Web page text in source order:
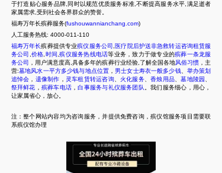
于打造贴心服务品牌,同时以规范优质服务标准,不断提高服务水平,满足逝者
家属需求,受到社会各界群众的赞誉。
福寿万年长殡葬服务(fushouwannianchang.com)
人工服务热线: 4000-011-110
福寿万年长殡葬提供专业殡仪服务公司 医疗院后护送非急救转运咨询租赁服
务公司 价格 时间 殡仪服务热线电话等业务，致力于做专业的殡葬一条龙服
务公司
，用户满意度高,具备多年的殡葬行业经验,了解全国各地风俗习惯 ，主
营:墓地风水一平方多少钱与地点位置 ， 男士女士寿衣一般多少钱、 举办策划
追悼会 ， 遗像制作 ， 灵车租赁转运咨询、 火化服务、香烛用品 、墓地陵园
祭拜鲜花 ， 殡葬车电话 ，白事服务与礼仪服务团队
。我们服务细心，用心，
让家属省心，放心。
注：整个网站内容均为咨询服务，并提供免费咨询，殡仪馆服务项目需要联
系殡仪馆办理